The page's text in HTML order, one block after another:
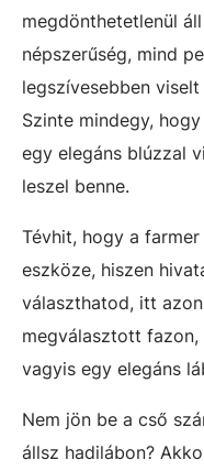
megdönthetetlenül
népszerűség, mind
legszívesebben
Szinte mindegy,
egy elegáns blúzzal
leszel benne.
Tévhit, hogy a
eszköze, hiszen
választhatod, itt
megválasztott fazon,
vagyis egy elegáns
Nem jön be a cső
állsz hadilábon?